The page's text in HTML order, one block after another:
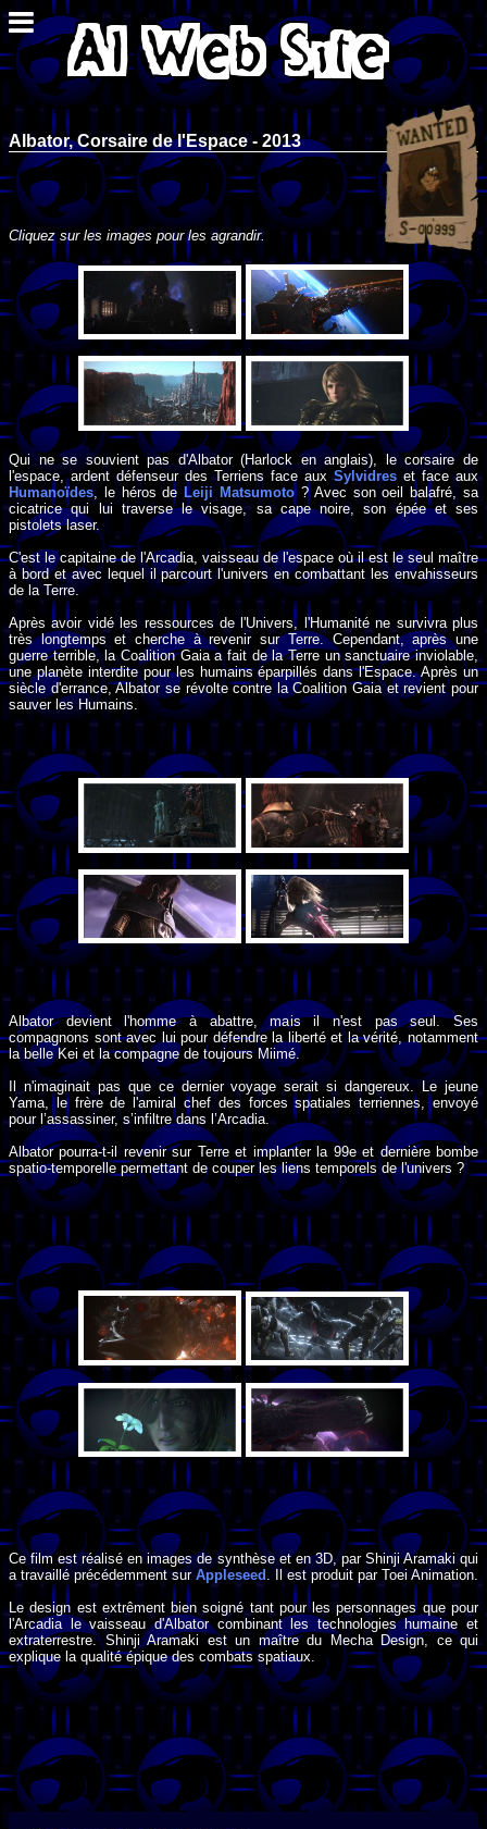
Albator, Corsaire de l'Espace - 2013
Cliquez sur les images pour les agrandir.
Qui ne se souvient pas d'Albator (Harlock en anglais), le corsaire de
l'espace, ardent défenseur des Terriens face auxSylvidres et face aux
Humanoïdes , le héros deLeiji Matsumoto ? Avec son oeil balafré, sa
cicatrice qui lui traverse le visage, sa cape noire, son épée et ses
pistolets laser.
C'est le capitaine de l'Arcadia, vaisseau de l'espace où il est le seul maître
à bord et avec lequel il parcourt l'univers en combattant les envahisseurs
de la Terre.
Après avoir vidé les ressources de l'Univers, l'Humanité ne survivra plus
très longtemps et cherche à revenir sur Terre. Cependant, après une
guerre terrible, la Coalition Gaia a fait de la Terre un sanctuaire inviolable,
une planète interdite pour les humains éparpillés dans l'Espace. Après un
siècle d'errance, Albator se révolte contre la Coalition Gaia et revient pour
sauver les Humains.
Albator devient l'homme à abattre, mais il n'est pas seul. Ses
compagnons sont avec lui pour défendre la liberté et la vérité, notamment
la belle Kei et la compagne de toujours Miimé.
Il n'imaginait pas que ce dernier voyage serait si dangereux. Le jeune
Yama, le frère de l'amiral chef des forces spatiales terriennes, envoyé
pour l’assassiner, s’infiltre dans l’Arcadia.
Albator pourra-t-il revenir sur Terre et implanter la 99e et dernière bombe
spatio-temporelle permettant de couper les liens temporels de l'univers ?
Ce film est réalisé en images de synthèse et en 3D, par Shinji Aramaki qui
a travaillé précédemment sur Appleseed
. Il est produit par Toei Animation.
Le design est extrêment bien soigné tant pour les personnages que pour
l'Arcadia le vaisseau d'Albator combinant les technologies humaine et
extraterrestre. Shinji Aramaki est un maître du Mecha Design, ce qui
explique la qualité épique des combats spatiaux.